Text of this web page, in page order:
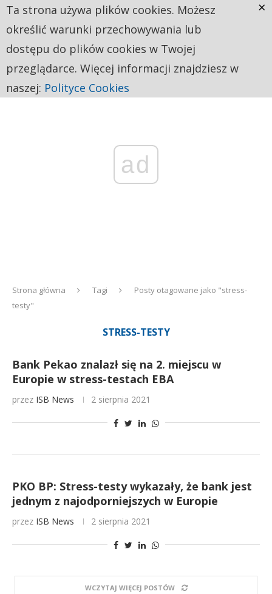
ad
Strona główna Tagi
Posty otagowane jako "stress-
testy"
STRESS-TESTY
Bank Pekao znalazł się na 2. miejscu w
Europie w stress-testach EBA
przez ISB News 2 sierpnia 2021
PKO BP: Stress-testy wykazały, że bank jest
jednym z najodporniejszych w Europie
przez ISB News 2 sierpnia 2021
WCZYTAJ WIĘCEJ POSTÓW
Ta strona używa plików cookies. Możesz
określić warunki przechowywania lub
dostępu do plików cookies w Twojej
przeglądarce. Więcej informacji znajdziesz w
naszej: Polityce Cookies
×